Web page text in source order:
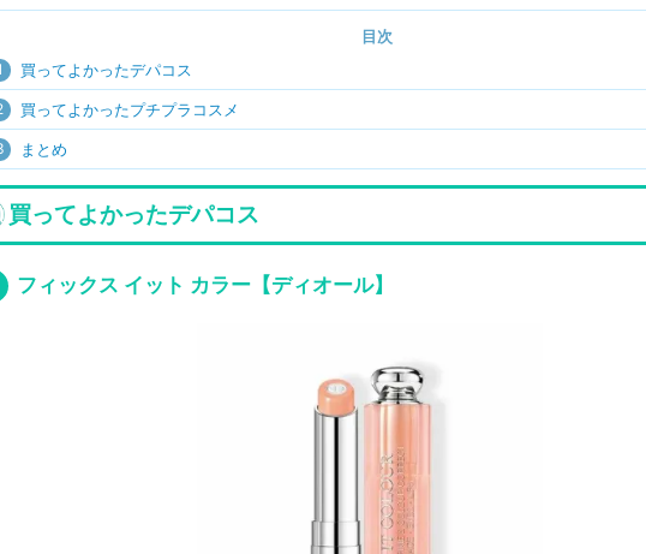
目次
買ってよかったデパコス
買ってよかったプチプラコスメ
まとめ
買ってよかったデパコス
フィックス イット カラー【ディオール】